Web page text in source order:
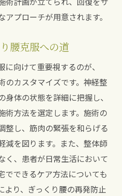
プローチが用意されます。
腰克服への道
向けて重要視するのが、
のカスタマイズです。神経整
体の状態を詳細に把握し、
術方法を選定します。施術の
整し、筋肉の緊張を和らげる
減を図ります。また、整体師
く、患者が日常生活において
でできるケア方法についても
より、ぎっくり腰の再発防止